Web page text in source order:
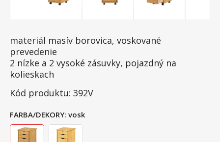
materiál masív borovica, voskované
prevedenie
2 nízke a 2 vysoké zásuvky, pojazdný na
kolieskach
Kód produktu: 392V
FARBA/DEKORY: vosk